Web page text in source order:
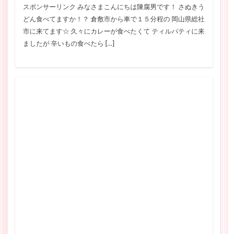
スポンサーリンク みなさまこんにちは陳腐男です！ さぬきう
どん食べてますか！？ 倉敷市から車で１５分程の 岡山県総社
市に来てます☆ 久々にカレーが食べたくて ティルパティに来
ましたが 辛いもの食べたら […]